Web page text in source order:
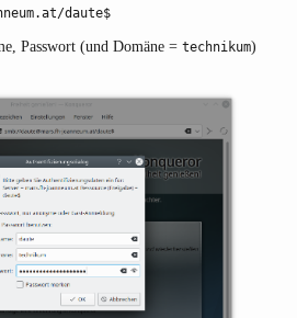
daute$
Passwort (und Domäne = technikum)